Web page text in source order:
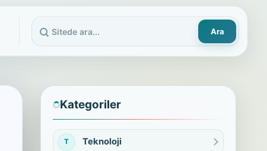
Sitede ara
Ara
Kategoriler
T Teknoloji